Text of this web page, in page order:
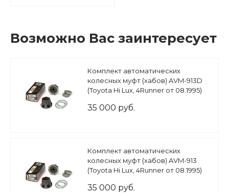
Возможно Вас заинтересует
Комплект автоматических
колесных муфт (хабов) AVM-913D
(Toyota Hi Lux, 4Runner от 08.1995)
35 000 руб.
Комплект автоматических
колесных муфт (хабов) AVM-913
(Toyota Hi Lux, 4Runner от 08.1995)
35 000 руб.